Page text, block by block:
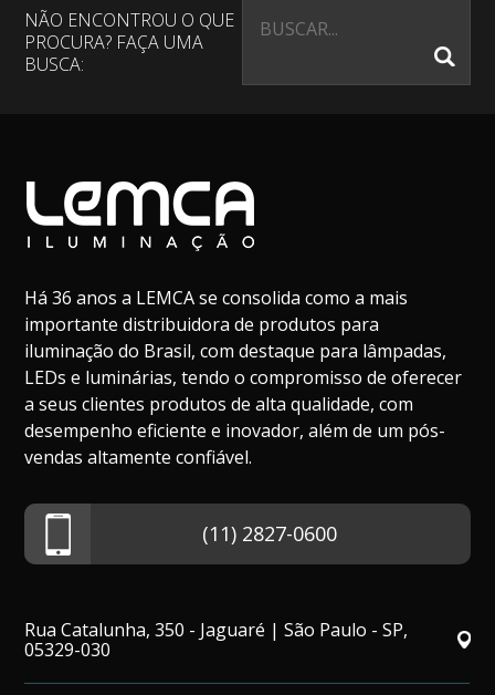
NÃO ENCONTROU O QUE
PROCURA? FAÇA UMA
BUSCA:
Há 36 anos a LEMCA se consolida como a mais
importante distribuidora de produtos para
iluminação do Brasil, com destaque para lâmpadas,
LEDs e luminárias, tendo o compromisso de oferecer
a seus clientes produtos de alta qualidade, com
desempenho eficiente e inovador, além de um pós-
vendas altamente confiável.
(11) 2827-0600
Rua Catalunha, 350 - Jaguaré | São Paulo - SP,
05329-030